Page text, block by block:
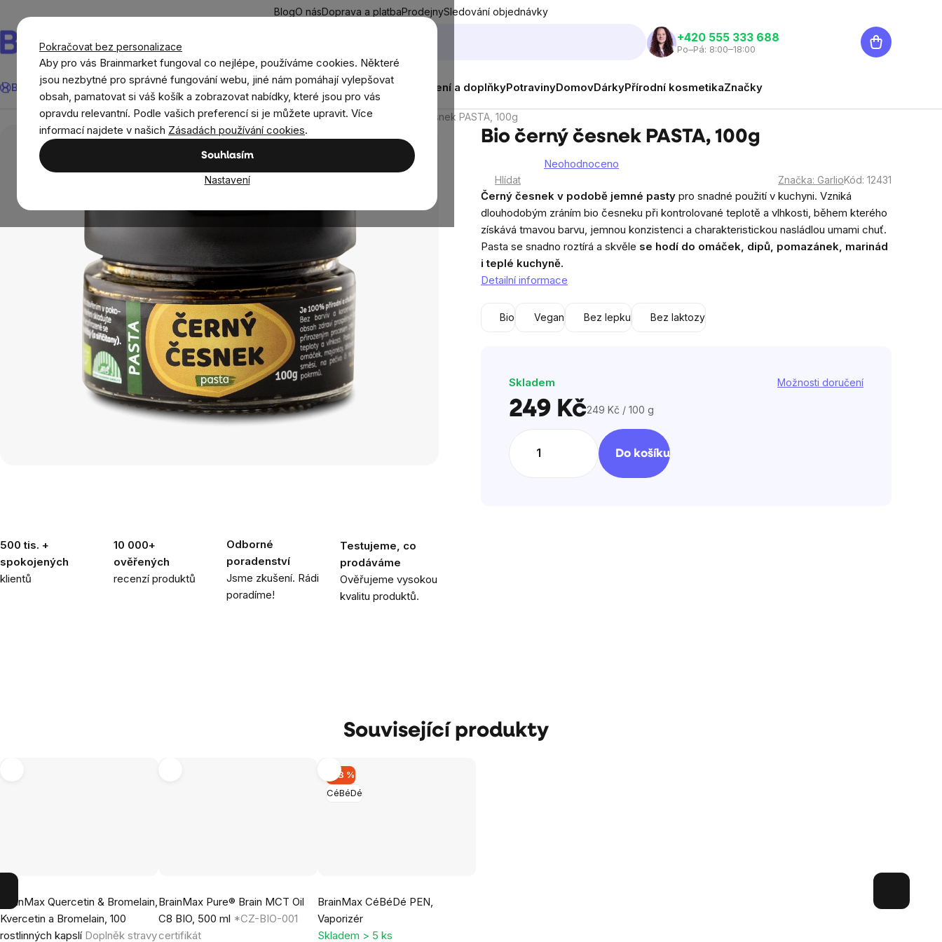
Pokračovat bez personalizace
Aby pro vás Brainmarket fungoval co nejlépe, používáme cookies. Některé
jsou nezbytné pro správné fungování webu, jiné nám pomáhají vylepšovat
obsah, pamatovat si váš košík a zobrazovat nabídky, které jsou pro vás
opravdu relevantní. Podle vašich preferencí si je můžete upravit. Více
informací najdete v našich Zásadách používání cookies.
Souhlasím
Nastavení
obsah
BlogO násDoprava a platbaProdejnySledování objednávky
Hledat
‭+420 555 333 688
Po–Pá: 8:00–18:00
Nákupní
košík
BrainMax® Léto Ušetři CíleDoplňky stravy a výživaNovinkyMužiŽenyDěti Oblečení a doplňkyPotravinyDomovDárkyPřírodní kosmetikaZnačky
Potraviny Sušené plody Sušené ovoce a zelenina Bio černý česnek PASTA, 100g
Bio černý česnek PASTA, 100g
hodnocení
produktu
hvězdiček.
Neohodnoceno
500 tis. +
spokojených
klientů
10 000+
ověřených
recenzí produktů
Odborné
poradenství
Jsme zkušení. Rádi
poradíme!
Testujeme, co
prodáváme
Ověřujeme vysokou
kvalitu produktů.
Hlídat Značka: GarlioKód: 12431
Černý česnek v podobě jemné pasty pro snadné použití v kuchyni. Vzniká
dlouhodobým zráním bio česneku při kontrolované teplotě a vlhkosti, během kterého
získává tmavou barvu, jemnou konzistenci a charakteristickou nasládlou umami chuť.
Pasta se snadno roztírá a skvěle se hodí do omáček, dipů, pomazánek, marinád
i teplé kuchyně.
Detailní informace
Bio Vegan Bez lepku Bez laktozy
Skladem Možnosti doručení
249 KčMěrná
cena:
249 Kč / 100 g
Do košíku
Související produkty
BrainMax Quercetin & Bromelain,
Kvercetin a Bromelain, 100
rostlinných kapslí Doplněk stravy
hodnocení
produktu
BrainMax Pure® Brain MCT Oil
C8 BIO, 500 ml *CZ-BIO-001
certifikát
hodnocení
produktu
CéBéDé
–33 %
BrainMax CéBéDé PEN,
Vaporizér
hodnocení
produktu
Skladem > 5 ks